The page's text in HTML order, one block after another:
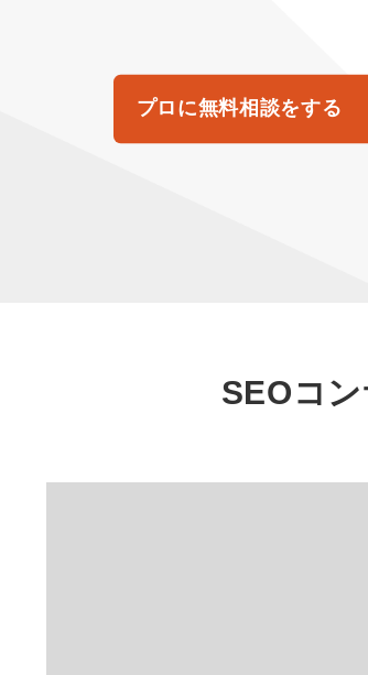
プロに無料相談をする
SEOコ